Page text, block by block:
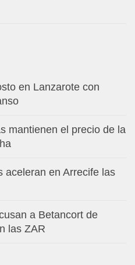
en Lanzarote con
mantienen el precio de la
aceleran en Arrecife las
a Betancort de
las ZAR